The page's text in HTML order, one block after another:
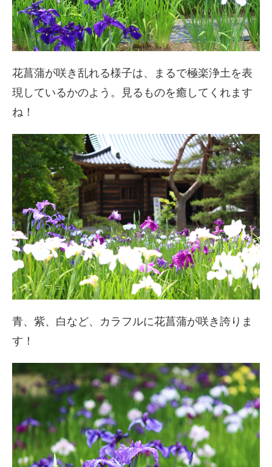
花菖蒲が咲き乱れる様子は、まるで極楽浄土を表
現しているかのよう。見るものを癒してくれます
ね！
青、紫、白など、カラフルに花菖蒲が咲き誇りま
す！